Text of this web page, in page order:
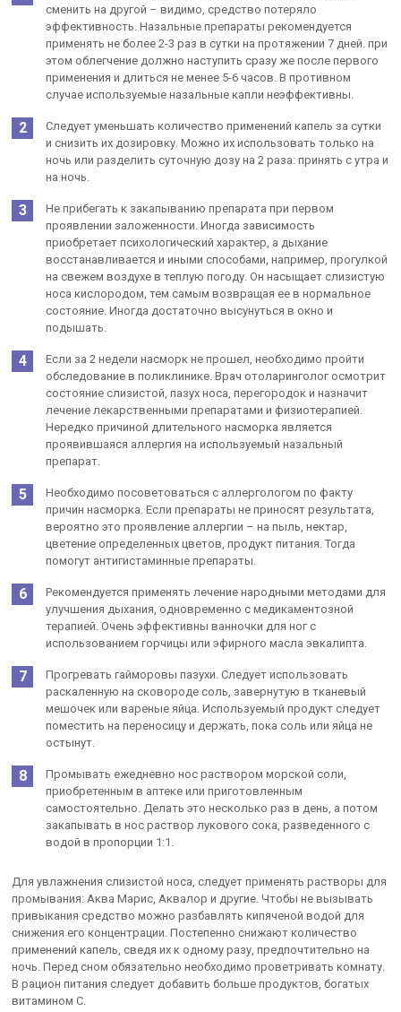
сменить на другой – видимо, средство потеряло
эффективность. Назальные препараты рекомендуется
применять не более 2-3 раз в сутки на протяжении 7 дней. при
этом облегчение должно наступить сразу же после первого
применения и длиться не менее 5-6 часов. В противном
случае используемые назальные капли неэффективны.
Следует уменьшать количество применений капель за сутки
и снизить их дозировку. Можно их использовать только на
ночь или разделить суточную дозу на 2 раза: принять с утра и
на ночь.
Не прибегать к закапыванию препарата при первом
проявлении заложенности. Иногда зависимость
приобретает психологический характер, а дыхание
восстанавливается и иными способами, например, прогулкой
на свежем воздухе в теплую погоду. Он насыщает слизистую
носа кислородом, тем самым возвращая ее в нормальное
состояние. Иногда достаточно высунуться в окно и
подышать.
Если за 2 недели насморк не прошел, необходимо пройти
обследование в поликлинике. Врач отоларинголог осмотрит
состояние слизистой, пазух носа, перегородок и назначит
лечение лекарственными препаратами и физиотерапией.
Нередко причиной длительного насморка является
проявившаяся аллергия на используемый назальный
препарат.
Необходимо посоветоваться с аллергологом по факту
причин насморка. Если препараты не приносят результата,
вероятно это проявление аллергии – на пыль, нектар,
цветение определенных цветов, продукт питания. Тогда
помогут антигистаминные препараты.
Рекомендуется применять лечение народными методами для
улучшения дыхания, одновременно с медикаментозной
терапией. Очень эффективны ванночки для ног с
использованием горчицы или эфирного масла эвкалипта.
Прогревать гайморовы пазухи. Следует использовать
раскаленную на сковороде соль, завернутую в тканевый
мешочек или вареные яйца. Используемый продукт следует
поместить на переносицу и держать, пока соль или яйца не
остынут.
Промывать ежедневно нос раствором морской соли,
приобретенным в аптеке или приготовленным
самостоятельно. Делать это несколько раз в день, а потом
закапывать в нос раствор лукового сока, разведенного с
водой в пропорции 1:1.
Для увлажнения слизистой носа, следует применять растворы для
промывания: Аква Марис, Аквалор и другие. Чтобы не вызывать
привыкания средство можно разбавлять кипяченой водой для
снижения его концентрации. Постепенно снижают количество
применений капель, сведя их к одному разу, предпочтительно на
ночь. Перед сном обязательно необходимо проветривать комнату.
В рацион питания следует добавить больше продуктов, богатых
витамином С.